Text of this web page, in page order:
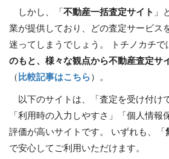
しかし、「 不動産一括査定サイト 」
業が提供しており、どの査定サービス
迷ってしまうでしょう。 トチノカチで
のもと、様々な観点から不動産査定サ
（ 比較記事はこちら ）。
以下のサイトは、「査定を受け付け
「利用時の入力しやすさ」「個人情報
評価が高いサイトです。 いずれも、「
で安心してご利用いただけます。